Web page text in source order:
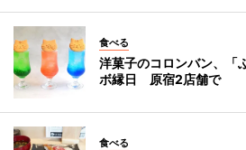
食べる
洋菓子のコロンバン、「
ボ縁日 原宿2店舗で
食べる